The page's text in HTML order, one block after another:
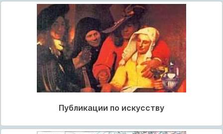
Публикации по искусству